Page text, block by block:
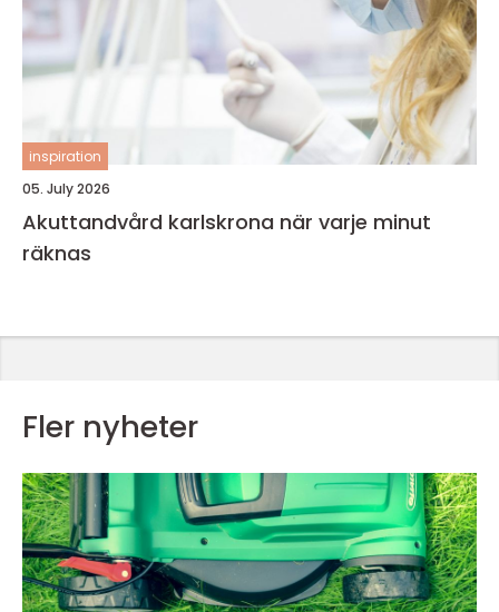
inspiration
05. July 2026
Akuttandvård karlskrona när varje minut
räknas
Fler nyheter